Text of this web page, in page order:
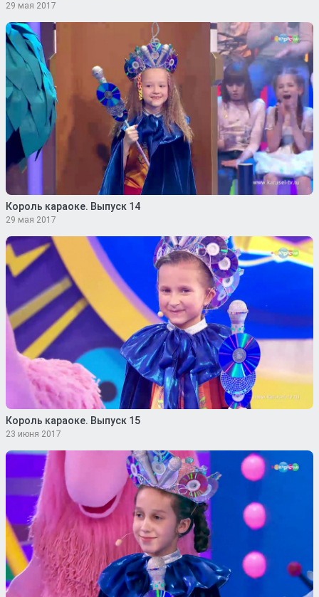
29 мая 2017
Король караоке. Выпуск 14
29 мая 2017
Король караоке. Выпуск 15
23 июня 2017